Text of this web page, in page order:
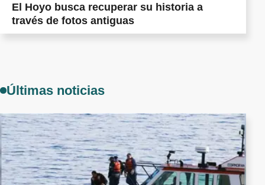
El Hoyo busca recuperar su historia a
través de fotos antiguas
Últimas noticias